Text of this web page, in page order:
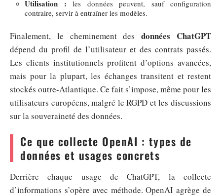
Utilisation : les données peuvent, sauf configuration
contraire, servir à entraîner les modèles.
Finalement, le cheminement desdonnées ChatGPT
dépend du profil de l’utilisateur et des contrats passés.
Les clients institutionnels profitent d’options avancées,
mais pour la plupart, les échanges transitent et restent
stockés outre-Atlantique. Ce fait s’impose, même pour les
utilisateurs européens, malgré le RGPD et les discussions
sur la souveraineté des données.
Ce que collecte OpenAI : types de
données et usages concrets
Derrière chaque usage de ChatGPT, la collecte
d’informations s’opère avec méthode. OpenAI agrège de